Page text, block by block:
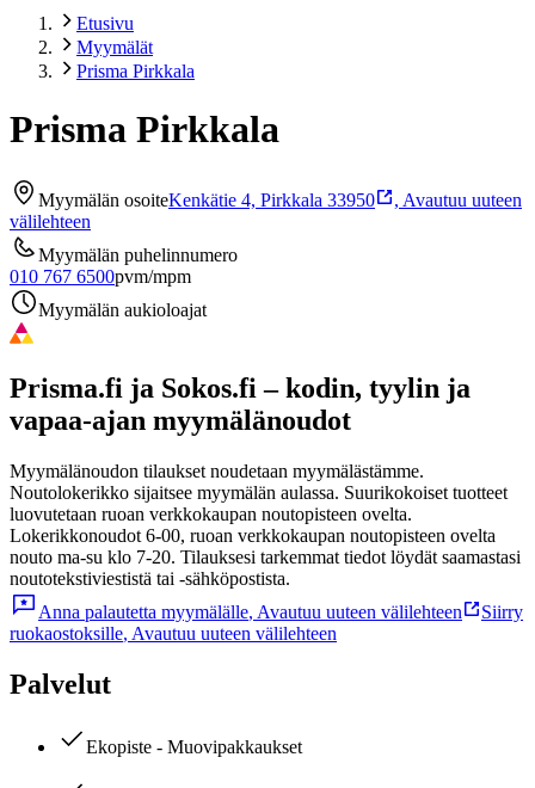
Etusivu
Myymälät
Prisma Pirkkala
Prisma Pirkkala
Myymälän osoiteKenkätie 4, Pirkkala 33950 , Avautuu uuteen
välilehteen
Myymälän puhelinnumero
010 767 6500pvm/mpm
Myymälän aukioloajat
Prisma.fi ja Sokos.fi – kodin, tyylin ja
vapaa-ajan myymälänoudot
Myymälänoudon tilaukset noudetaan myymälästämme.
Noutolokerikko sijaitsee myymälän aulassa. Suurikokoiset tuotteet
luovutetaan ruoan verkkokaupan noutopisteen ovelta.
Lokerikkonoudot 6-00, ruoan verkkokaupan noutopisteen ovelta
nouto ma-su klo 7-20. Tilauksesi tarkemmat tiedot löydät saamastasi
noutotekstiviestistä tai -sähköpostista.
Anna palautetta myymälälle, Avautuu uuteen välilehteen
Siirry
ruokaostoksille, Avautuu uuteen välilehteen
Palvelut
Ekopiste - Muovipakkaukset